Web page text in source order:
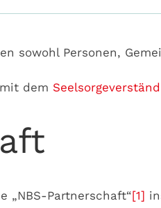
sowohl Personen,
dem
„NBS-Partnerschaft“[1]